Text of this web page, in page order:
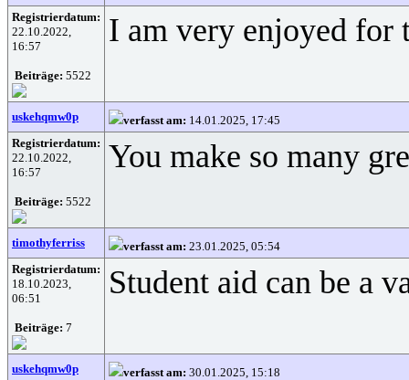
Registrierdatum:
22.10.2022,
16:57
Beiträge: 5522
I am very enjoyed for
uskehqmw0p verfasst am: 14.01.2025, 17:45
Registrierdatum:
22.10.2022,
16:57
Beiträge: 5522
You make so many
timothyferriss verfasst am: 23.01.2025, 05:54
Registrierdatum:
18.10.2023,
06:51
Beiträge: 7
Student aid can be a
uskehqmw0p verfasst am: 30.01.2025, 15:18